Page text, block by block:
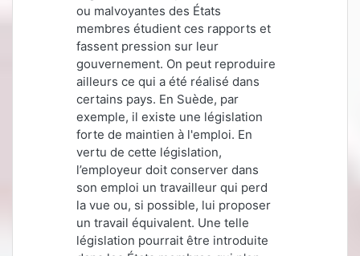
ou malvoyantes des États
membres étudient ces rapports et
fassent pression sur leur
gouvernement. On peut reproduire
ailleurs ce qui a été réalisé dans
certains pays. En Suède, par
exemple, il existe une législation
forte de maintien à l'emploi. En
vertu de cette législation,
l’employeur doit conserver dans
son emploi un travailleur qui perd
la vue ou, si possible, lui proposer
un travail équivalent. Une telle
législation pourrait être introduite